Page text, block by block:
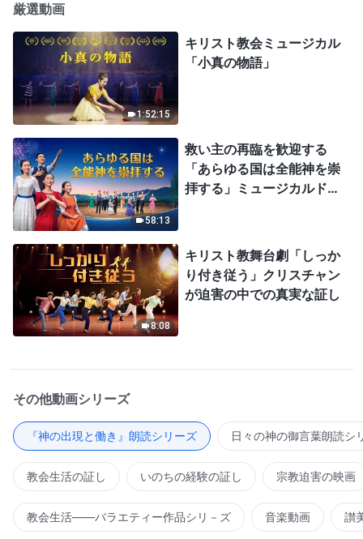
厳選動画
1:52:15
キリスト教会ミュージカル
「小真の物語」
58:13
救い主の再臨を歓迎する
「あらゆる国は全能神を崇
拝する」ミュージカルドラ
8:08
キリスト教舞台劇「しっか
り付き従う」クリスチャン
が迫害の中での真実な証し
その他動画シリーズ
『神の出現と働き』朗読シリーズ 日々の神の御言葉朗読シ
教会生活の証し いのちの経験の証し 宗教迫害の映画
教会生活――バラエティー作品シリ－ズ 音楽動画 讃